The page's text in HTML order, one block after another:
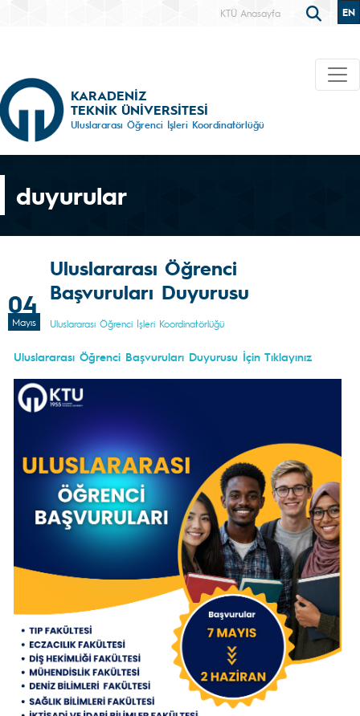
KTÜ Anasayfa EN
KARADENİZ
TEKNİK ÜNİVERSİTESİ
Uluslararası Öğrenci İşleri Koordinatörlüğü
duyurular
04
Mayıs
Uluslararası Öğrenci
Başvuruları Duyurusu
Uluslararası Öğrenci İşleri Koordinatörlüğü
Uluslararası Öğrenci Başvuruları Duyurusu İçin Tıklayınız